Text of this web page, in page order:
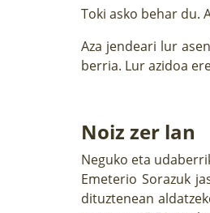
Toki asko behar du.
Aza jendeari lur
berria. Lur azidoa
Noiz zer lan
Neguko eta
Emeterio Sorazuk
dituztenean